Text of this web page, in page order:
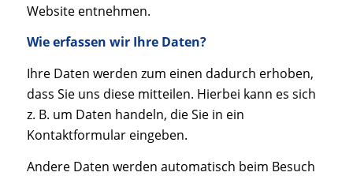
Website entnehmen.
Wie erfassen wir Ihre Daten?
Ihre Daten werden zum einen dadurch erhoben,
dass Sie uns diese mitteilen. Hierbei kann es sich
z. B. um Daten handeln, die Sie in ein
Kontaktformular eingeben.
Andere Daten werden automatisch beim Besuch